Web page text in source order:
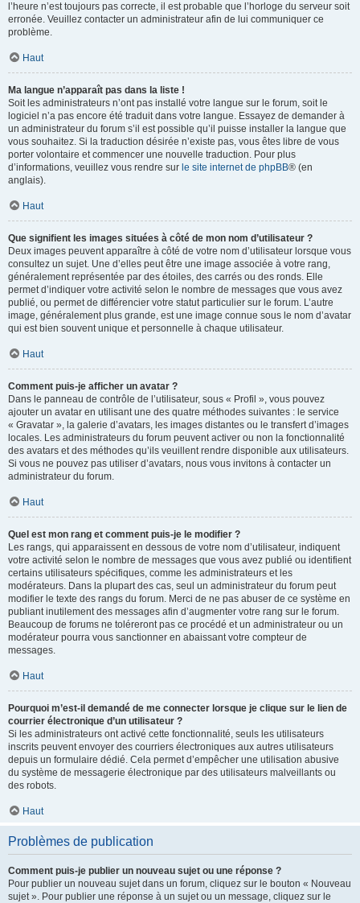
l’heure n’est toujours pas correcte, il est probable que l’horloge du serveur soit
erronée. Veuillez contacter un administrateur afin de lui communiquer ce
problème.
Haut
Ma langue n’apparaît pas dans la liste !
Soit les administrateurs n’ont pas installé votre langue sur le forum, soit le
logiciel n’a pas encore été traduit dans votre langue. Essayez de demander à
un administrateur du forum s’il est possible qu’il puisse installer la langue que
vous souhaitez. Si la traduction désirée n’existe pas, vous êtes libre de vous
porter volontaire et commencer une nouvelle traduction. Pour plus
d’informations, veuillez vous rendre sur le site internet de phpBB® (en
anglais).
Haut
Que signifient les images situées à côté de mon nom d’utilisateur ?
Deux images peuvent apparaître à côté de votre nom d’utilisateur lorsque vous
consultez un sujet. Une d’elles peut être une image associée à votre rang,
généralement représentée par des étoiles, des carrés ou des ronds. Elle
permet d’indiquer votre activité selon le nombre de messages que vous avez
publié, ou permet de différencier votre statut particulier sur le forum. L’autre
image, généralement plus grande, est une image connue sous le nom d’avatar
qui est bien souvent unique et personnelle à chaque utilisateur.
Haut
Comment puis-je afficher un avatar ?
Dans le panneau de contrôle de l’utilisateur, sous « Profil », vous pouvez
ajouter un avatar en utilisant une des quatre méthodes suivantes : le service
« Gravatar », la galerie d’avatars, les images distantes ou le transfert d’images
locales. Les administrateurs du forum peuvent activer ou non la fonctionnalité
des avatars et des méthodes qu’ils veuillent rendre disponible aux utilisateurs.
Si vous ne pouvez pas utiliser d’avatars, nous vous invitons à contacter un
administrateur du forum.
Haut
Quel est mon rang et comment puis-je le modifier ?
Les rangs, qui apparaissent en dessous de votre nom d’utilisateur, indiquent
votre activité selon le nombre de messages que vous avez publié ou identifient
certains utilisateurs spécifiques, comme les administrateurs et les
modérateurs. Dans la plupart des cas, seul un administrateur du forum peut
modifier le texte des rangs du forum. Merci de ne pas abuser de ce système en
publiant inutilement des messages afin d’augmenter votre rang sur le forum.
Beaucoup de forums ne toléreront pas ce procédé et un administrateur ou un
modérateur pourra vous sanctionner en abaissant votre compteur de
messages.
Haut
Pourquoi m’est-il demandé de me connecter lorsque je clique sur le lien de
courrier électronique d’un utilisateur ?
Si les administrateurs ont activé cette fonctionnalité, seuls les utilisateurs
inscrits peuvent envoyer des courriers électroniques aux autres utilisateurs
depuis un formulaire dédié. Cela permet d’empêcher une utilisation abusive
du système de messagerie électronique par des utilisateurs malveillants ou
des robots.
Haut
Problèmes de publication
Comment puis-je publier un nouveau sujet ou une réponse ?
Pour publier un nouveau sujet dans un forum, cliquez sur le bouton « Nouveau
sujet ». Pour publier une réponse à un sujet ou un message, cliquez sur le